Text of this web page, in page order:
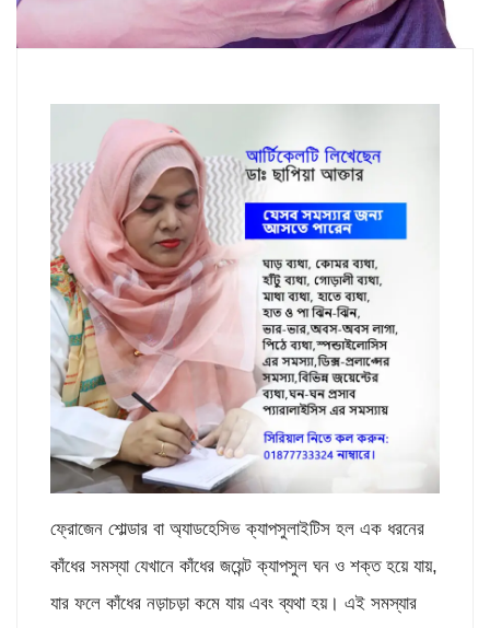
ফ্রোজেন শোল্ডার বা অ্যাডহেসিভ ক্যাপসুলাইটিস হল এক ধরনের
কাঁধের সমস্যা যেখানে কাঁধের জয়েন্ট ক্যাপসুল ঘন ও শক্ত হয়ে যায়,
যার ফলে কাঁধের নড়াচড়া কমে যায় এবং ব্যথা হয়। এই সমস্যার